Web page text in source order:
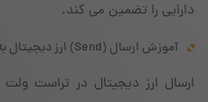
دارایی را تضمین می کند.
آموزش ارسال (Send) ارز دیجیتال به دیگران
ارسال ارز دیجیتال در تراست